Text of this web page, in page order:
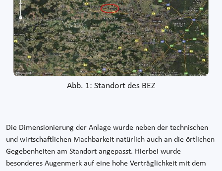
Abb. 1: Standort des BEZ
Die Dimensionierung der Anlage wurde neben der technischen
und wirtschaftlichen Machbarkeit natürlich auch an die örtlichen
Gegebenheiten am Standort angepasst. Hierbei wurde
besonderes Augenmerk auf eine hohe Verträglichkeit mit dem